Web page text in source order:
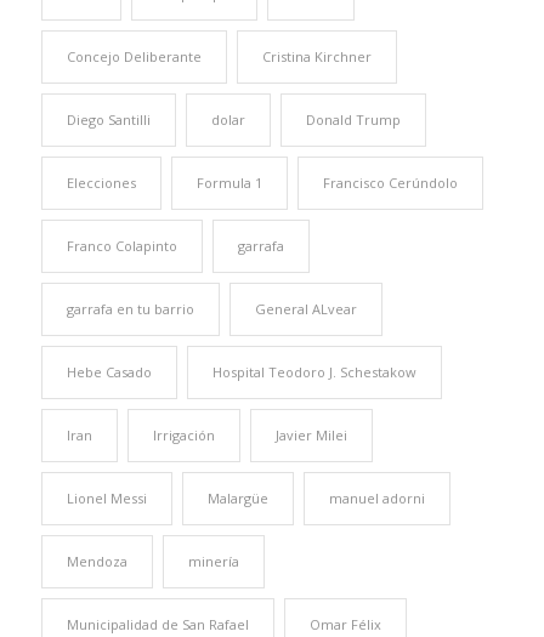
Concejo Deliberante Cristina Kirchner
Diego Santilli dolar Donald Trump
Elecciones Formula 1 Francisco Cerúndolo
Franco Colapinto garrafa
garrafa en tu barrio General ALvear
Hebe Casado Hospital Teodoro J. Schestakow
Iran Irrigación Javier Milei
Lionel Messi Malargüe manuel adorni
Mendoza minería
Municipalidad de San Rafael Omar Félix